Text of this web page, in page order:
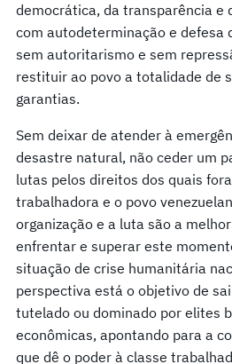
democrática, da transparência e
com autodeterminação e defesa
sem autoritarismo e sem
restituir ao povo a totalidade de
garantias.
Sem deixar de atender à
desastre natural, não ceder um
lutas pelos direitos dos quais
trabalhadora e o povo
organização e a luta são a
enfrentar e superar este
situação de crise humanitária
perspectiva está o objetivo de
tutelado ou dominado por elites
econômicas, apontando para a
que dê o poder à classe